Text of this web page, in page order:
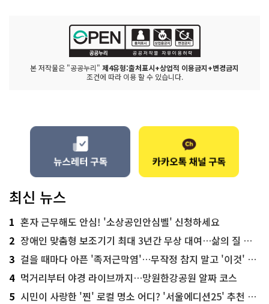
본 저작물은 "공공누리" 제4유형:출처표시+상업적 이용금지+변경금지
조건에 따라 이용 할 수 있습니다.
최신 뉴스
1 혼자 근무해도 안심! '소상공인안심벨' 신청하세요
2 장애인 맞춤형 보조기기 최대 3년간 무상 대여…삶의 질 높인다
3 걸을 때마다 아픈 '족저근막염'…무작정 참지 말고 '이것' 해보세요!
4 먹거리부터 야경 라이브까지…망원한강공원 알짜 코스
5 시민이 사랑한 '찐' 로컬 명소 어디? '서울에디션25' 추천 코스